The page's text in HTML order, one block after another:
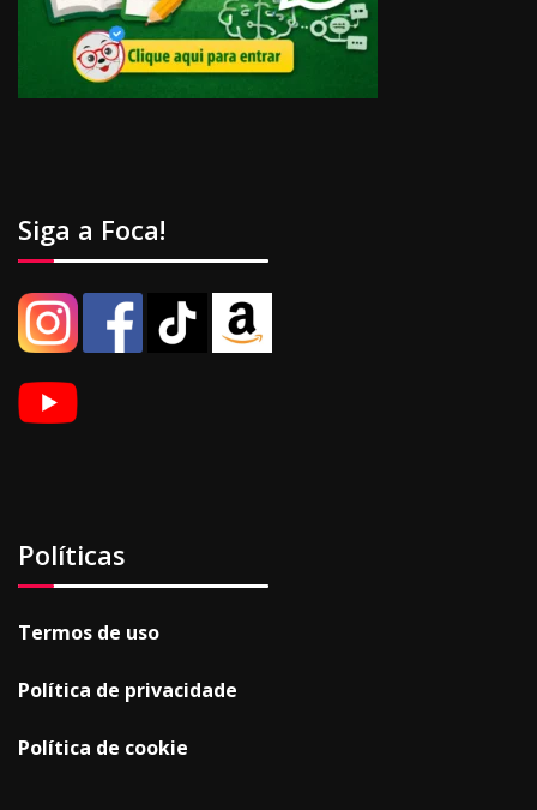
Siga a Foca!
Políticas
Termos de uso
Política de privacidade
Política de cookie